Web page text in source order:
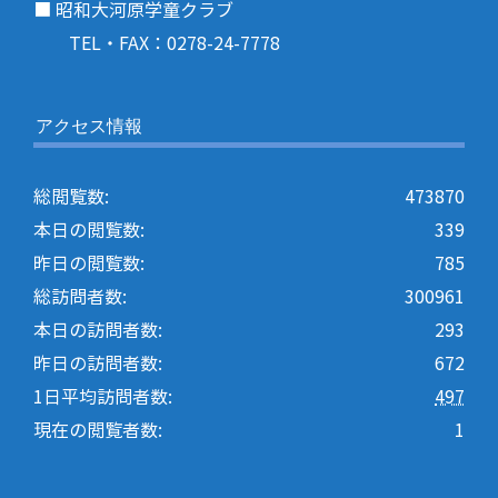
■ 昭和大河原学童クラブ
TEL・FAX：0278-24-7778
アクセス情報
473870
総閲覧数:
339
本日の閲覧数:
785
昨日の閲覧数:
300961
総訪問者数:
293
本日の訪問者数:
672
昨日の訪問者数:
497
1日平均訪問者数:
1
現在の閲覧者数: